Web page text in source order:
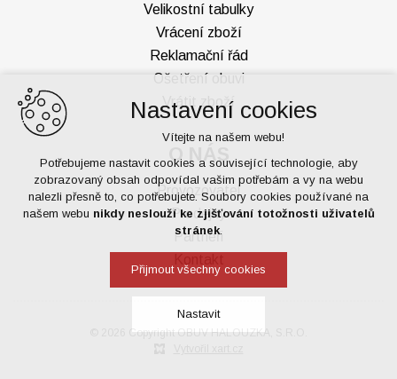
O NÁS
Provozovatel
Prodejny
Partneři
Velikostní tabulky
Vrácení zboží
Reklamační řád
Ošetření obuvi
Vrátit zboží
© 2026 Copyright OBUV HALOUZKA, S.R.O.
Nastavení cookies
Vítejte na našem webu!
Potřebujeme nastavit cookies a související technologie, aby
zobrazovaný obsah odpovídal vašim potřebám a vy na webu
nalezli přesně to, co potřebujete. Soubory cookies používané na
našem webu nikdy neslouží ke zjišťování totožnosti uživatelů
stránek.
Přijmout všechny cookies
Nastavit